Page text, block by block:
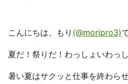
こんにちは、もり (@moripro3)
夏だ！祭りだ！わっしょいわっ
暑い夏はサクッと仕事を終わら